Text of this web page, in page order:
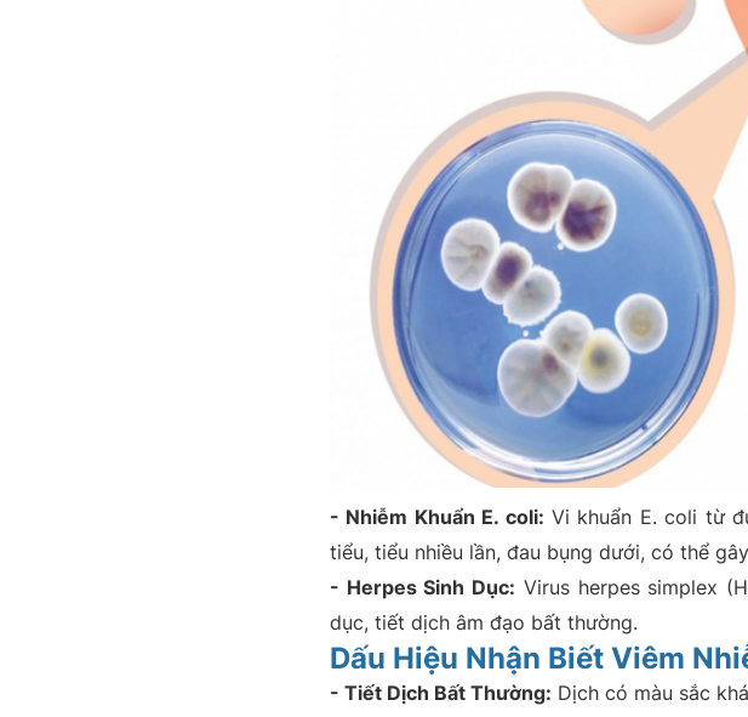
- Nhiễm Khuẩn E. coli: Vi khuẩn E. coli từ
tiểu, tiểu nhiều lần, đau bụng dưới, có thể
- Herpes Sinh Dục: Virus herpes simplex
dục, tiết dịch âm đạo bất thường.
Dấu Hiệu Nhận Biết Viêm
- Tiết Dịch Bất Thường: Dịch có màu sắc